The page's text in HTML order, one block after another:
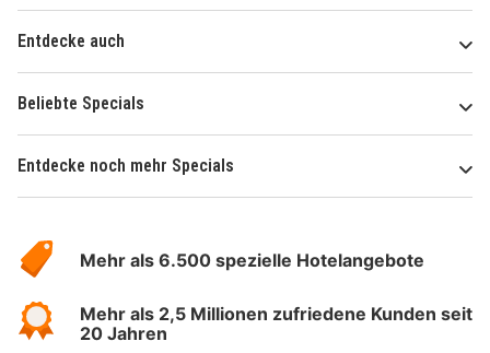
Entdecke auch
Beliebte Specials
Entdecke noch mehr Specials
Hotelspecials
Mehr als 6.500 spezielle Hotelangebote
Mehr als 2,5 Millionen zufriedene Kunden seit
20 Jahren